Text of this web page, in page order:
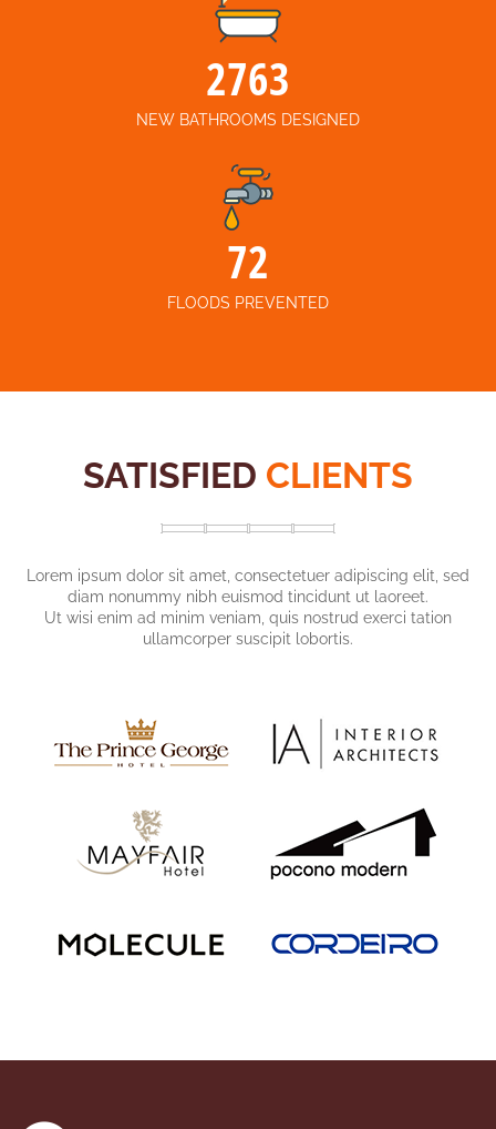
3217
NEW BATHROOMS DESIGNED
85
FLOODS PREVENTED
SATISFIED CLIENTS
Lorem ipsum dolor sit amet, consectetuer adipiscing elit, sed
diam nonummy nibh euismod tincidunt ut laoreet.
Ut wisi enim ad minim veniam, quis nostrud exerci tation
ullamcorper suscipit lobortis.